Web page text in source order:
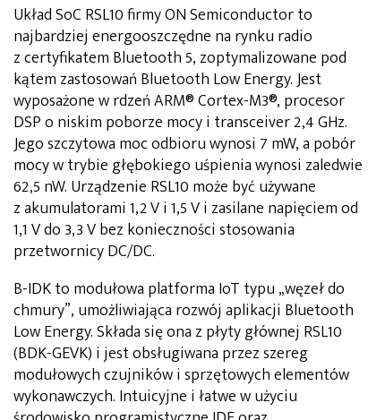
Układ SoC RSL10 firmy ON Semiconductor to
najbardziej energooszczędne na rynku radio
z certyfikatem Bluetooth 5, zoptymalizowane pod
kątem zastosowań Bluetooth Low Energy. Jest
wyposażone w rdzeń ARM® Cortex-M3®, procesor
DSP o niskim poborze mocy i transceiver 2,4 GHz.
Jego szczytowa moc odbioru wynosi 7 mW, a pobór
mocy w trybie głębokiego uśpienia wynosi zaledwie
62,5 nW. Urządzenie RSL10 może być używane
z akumulatorami 1,2 V i 1,5 V i zasilane napięciem od
1,1 V do 3,3 V bez konieczności stosowania
przetwornicy DC/DC.
B-IDK to modułowa platforma IoT typu „węzeł do
chmury”, umożliwiająca rozwój aplikacji Bluetooth
Low Energy. Składa się ona z płyty głównej RSL10
(BDK-GEVK) i jest obsługiwana przez szereg
modułowych czujników i sprzętowych elementów
wykonawczych. Intuicyjne i łatwe w użyciu